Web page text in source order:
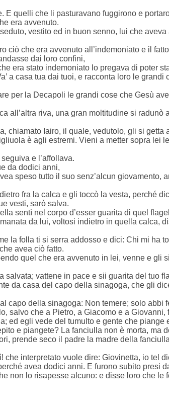
E quelli che li pasturavano fuggirono e
era avvenuto.
vestito ed in buon senno, lui che
ciò che era avvenuto all’indemoniato e il fatto
dai loro confini,
era stato indemoniato lo pregava di poter
a casa tua dai tuoi, e racconta loro le grandi
per la Decapoli le grandi cose che Gesù
all’altra riva, una gran moltitudine si radunò
chiamato Iairo, il quale, vedutolo, gli si getta
è agli estremi. Vieni a metter sopra lei
e l’affollava.
da dodici anni,
speso tutto il suo senz’alcun giovamento,
fra la calca e gli toccò la vesta, perché
vesti, sarò salva.
sentì nel corpo d’esser guarita di quel
da lui, voltosi indietro in quella calca,
la folla ti si serra addosso e dici: Chi mi ha
avea ciò fatto.
quel che era avvenuto in lei, venne e gli
salvata; vattene in pace e sii guarita del tuo
da casa del capo della sinagoga, che gli
capo della sinagoga: Non temere; solo abbi
salvo che a Pietro, a Giacomo e a Giovanni,
ed egli vede del tumulto e gente che piange
e piangete? La fanciulla non è morta, ma
prende seco il padre la madre della
che interpretato vuole dire: Giovinetta, io tel
avea dodici anni. E furono subito presi
non lo risapesse alcuno: e disse loro che le